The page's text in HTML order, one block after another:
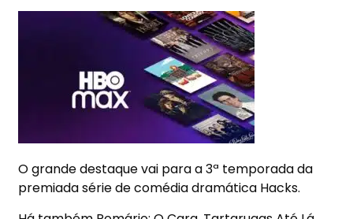
O grande destaque vai para a 3ª temporada da
premiada série de comédia dramática Hacks.